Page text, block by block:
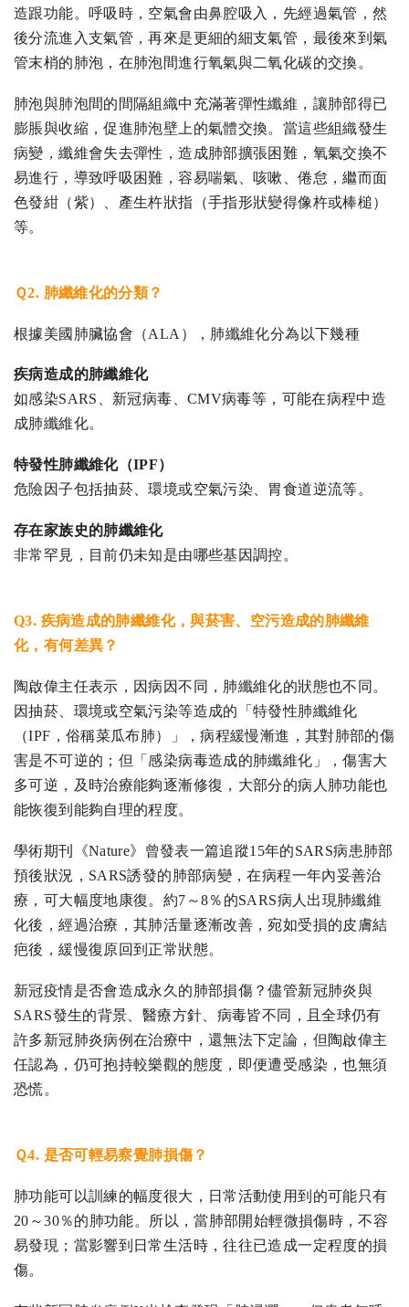
造跟功能。 呼吸時，空氣會由鼻腔吸入，先經過氣管，然
後分流進入支氣管，再來是更細的細支氣管，最後來到氣
管末梢的肺泡，在肺泡間進行氧氣與二氧化碳的交換。
肺泡與肺泡間的間隔組織中充滿著彈性纖維，讓肺部得已
膨脹與收縮，促進肺泡壁上的氣體交換。當這些組織發生
病變，纖維會失去彈性，造成肺部擴張困難，氧氣交換不
易進行，導致呼吸困難，容易喘氣、咳嗽、倦怠，繼而面
色發紺（紫）、產生杵狀指（手指形狀變得像杵或棒槌）
等。
Ｑ2. 肺纖維化的分類？
根據美國肺臟協會（ALA），肺纖維化分為以下幾種
疾病造成的肺纖維化
如感染SARS、新冠病毒、CMV病毒等，可能在病程中造
成肺纖維化。
特發性肺纖維化（IPF）
危險因子包括抽菸、環境或空氣污染、胃食道逆流等。
存在家族史的肺纖維化
非常罕見，目前仍未知是由哪些基因調控。
Q3. 疾病造成的肺纖維化，與菸害、空污造成的肺纖維
化，有何差異？
陶啟偉主任表示，因病因不同，肺纖維化的狀態也不同。
因抽菸、環境或空氣污染等造成的「特發性肺纖維化
（IPF，俗稱菜瓜布肺）」，病程緩慢漸進，其對肺部的傷
害是不可逆的；但「感染病毒造成的肺纖維化」，傷害大
多可逆，及時治療能夠逐漸修復，大部分的病人肺功能也
能恢復到能夠自理的程度。
學術期刊《Nature》曾發表一篇追蹤15年的SARS病患肺部
預後狀況，SARS誘發的肺部病變，在病程一年內妥善治
療，可大幅度地康復。約7～8％的SARS病人出現肺纖維
化後，經過治療，其肺活量逐漸改善，宛如受損的皮膚結
疤後，緩慢復原回到正常狀態。
新冠疫情是否會造成永久的肺部損傷？儘管新冠肺炎與
SARS發生的背景、醫療方針、病毒皆不同，且全球仍有
許多新冠肺炎病例在治療中，還無法下定論，但陶啟偉主
任認為，仍可抱持較樂觀的態度，即便遭受感染，也無須
恐慌。
Ｑ4. 是否可輕易察覺肺損傷？
肺功能可以訓練的幅度很大，日常活動使用到的可能只有
20～30％的肺功能。所以，當肺部開始輕微損傷時，不容
易發現；當影響到日常生活時，往往已造成一定程度的損
傷。